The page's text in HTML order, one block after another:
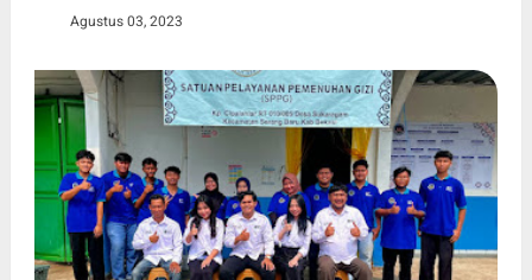
Agustus 03, 2023